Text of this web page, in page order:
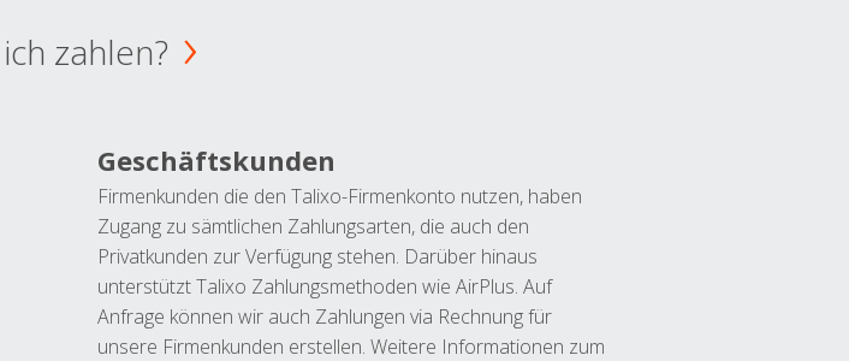
zahlen?
Geschäftskunden
Firmenkunden die den Talixo-Firmenkonto nutzen, haben
Zugang zu sämtlichen Zahlungsarten, die auch den
Privatkunden zur Verfügung stehen. Darüber hinaus
unterstützt Talixo Zahlungsmethoden wie AirPlus. Auf
Anfrage können wir auch Zahlungen via Rechnung für
unsere Firmenkunden erstellen. Weitere Informationen zum